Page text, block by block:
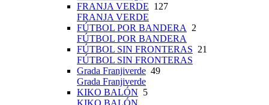
FRANJA VERDE 127
FRANJA VERDE
FÚTBOL POR BANDERA
2
FÚTBOL POR BANDERA
FÚTBOL SIN FRONTERAS 21
FÚTBOL SIN FRONTERAS
Grada Franjiverde 49
Grada Franjiverde
KIKO BALÓN 5